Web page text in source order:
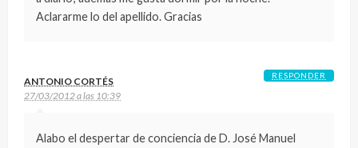
Aclararme lo del apellido. Gracias
ANTONIO CORTÉS
27/03/2012 a las 10:39
Alabo el despertar de conciencia de D. José Manuel
RESPONDER